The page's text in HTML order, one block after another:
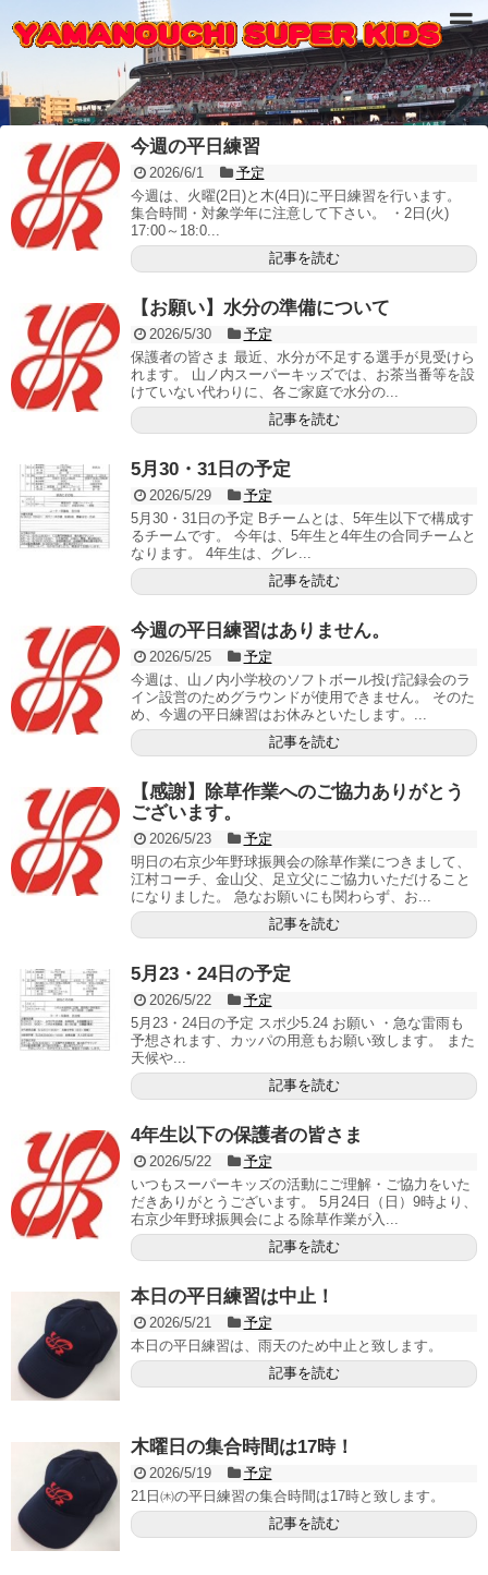
今週の平日練習
2026/6/1
予定
今週は、火曜(2日)と木(4日)に平日練習を行います。
集合時間・対象学年に注意して下さい。 ・2日(火)
17:00～18:0...
記事を読む
【お願い】水分の準備について
2026/5/30
予定
保護者の皆さま 最近、水分が不足する選手が見受けら
れます。 山ノ内スーパーキッズでは、お茶当番等を設
けていない代わりに、各ご家庭で水分の...
記事を読む
5月30・31日の予定
2026/5/29
予定
5月30・31日の予定 Bチームとは、5年生以下で構成す
るチームです。 今年は、5年生と4年生の合同チームと
なります。 4年生は、グレ...
記事を読む
今週の平日練習はありません。
2026/5/25
予定
今週は、山ノ内小学校のソフトボール投げ記録会のラ
イン設営のためグラウンドが使用できません。 そのた
め、今週の平日練習はお休みといたします。...
記事を読む
【感謝】除草作業へのご協力ありがとう
ございます。
2026/5/23
予定
明日の右京少年野球振興会の除草作業につきまして、
江村コーチ、金山父、足立父にご協力いただけること
になりました。 急なお願いにも関わらず、お...
記事を読む
5月23・24日の予定
2026/5/22
予定
5月23・24日の予定 スポ少5.24 お願い ・急な雷雨も
予想されます、カッパの用意もお願い致します。 また
天候や...
記事を読む
4年生以下の保護者の皆さま
2026/5/22
予定
いつもスーパーキッズの活動にご理解・ご協力をいた
だきありがとうございます。 5月24日（日）9時より、
右京少年野球振興会による除草作業が入...
記事を読む
本日の平日練習は中止！
2026/5/21
予定
本日の平日練習は、雨天のため中止と致します。
記事を読む
木曜日の集合時間は17時！
2026/5/19
予定
21日㈭の平日練習の集合時間は17時と致します。
記事を読む